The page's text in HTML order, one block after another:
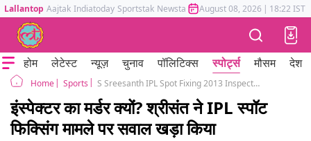
Lallantop Aajtak Indiatoday Sportstak Newstak Mumbai Tak Astrotak
August 08, 2026 | 18:22 IST
होम लेटेस्ट न्यूज़ चुनाव पॉलिटिक्स स्पोर्ट्स मौसम देश
Home Sports S Sreesanth IPL Spot Fixing 2013 Inspector Badrish Dutt Murder
इंस्पेक्टर का मर्डर क्यों? श्रीसंत ने IPL स्पॉट
फिक्सिंग मामले पर सवाल खड़ा किया